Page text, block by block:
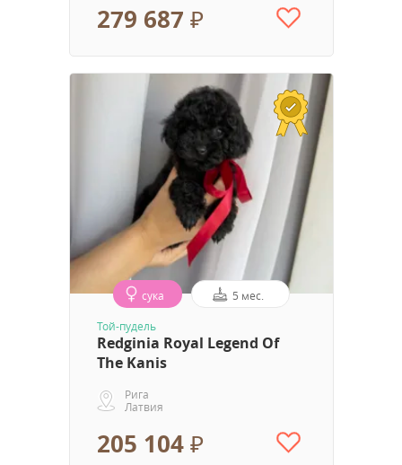
279 687 ₽
сука 5 мес.
Той-пудель
Redginia Royal Legend Of
The Kanis
Рига
Латвия
205 104 ₽